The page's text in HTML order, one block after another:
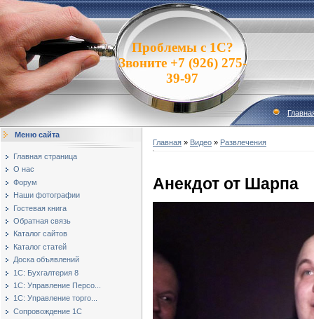
Проблемы с 1С?
Звоните +7 (926) 275-
39-97
Меню сайта
Главная страница
О нас
Форум
Наши фотографии
Гостевая книга
Обратная связь
Каталог сайтов
Каталог статей
Доска объявлений
1С: Бухгалтерия 8
1С: Управление Персо...
1С: Управление торго...
Сопровождение 1С
Главная » Видео » Развлечения
Анекдот от Шарпа